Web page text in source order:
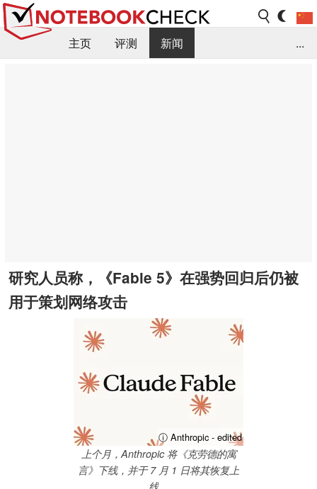
主页 评测
新闻
...
研究人员称，《Fable 5》在强势回归后仍被
用于策划网络攻击
ⓘ Anthropic - edited
上个月，Anthropic 将《克劳德的寓
言》下线，并于 7 月 1 日将其恢复上